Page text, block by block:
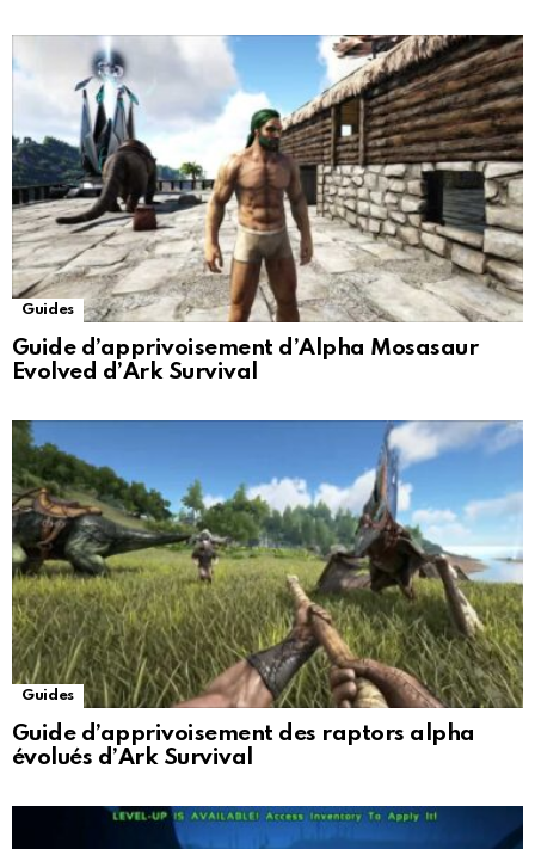
Guides
Guide d’apprivoisement d’Alpha Mosasaur
Evolved d’Ark Survival
Guides
Guide d’apprivoisement des raptors alpha
évolués d’Ark Survival